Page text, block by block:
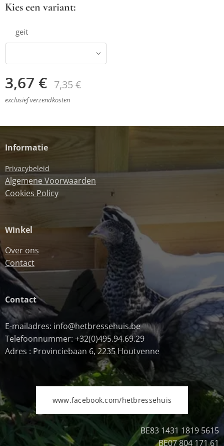
Kies een variant:
geit
3,67 € 7,35€
exclusief verzendkosten
Informatie
Privacybeleid
Algemene Voorwaarden
Cookies Policy
Winkel
Over ons
Contact
Contact
E-mailadres: info@hetbressehuis.be
Telefoonnummer: +32(0)495.94.69.29
Adres : Provinciebaan 6, 2235 Houtvenne
www.facebook.com/hetbressehuis
BE83 1431 1819 5615
BE07 804 171 61